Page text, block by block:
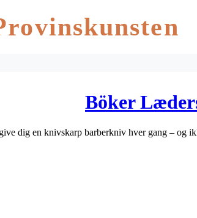
Böker
dig en knivskarp barberkniv hver gang – og